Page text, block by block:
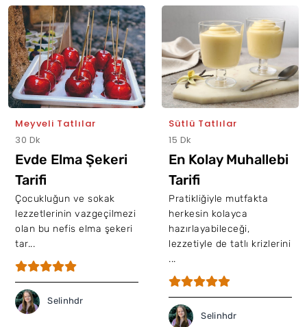
Meyveli Tatlılar
30 Dk
Evde Elma Şekeri
Tarifi
Çocukluğun ve sokak
lezzetlerinin vazgeçilmezi
olan bu nefis elma şekeri
tar...
Selinhdr
Sütlü Tatlılar
15 Dk
En Kolay Muhallebi
Tarifi
Pratikliğiyle mutfakta
herkesin kolayca
hazırlayabileceği,
lezzetiyle de tatlı krizlerini
...
Selinhdr